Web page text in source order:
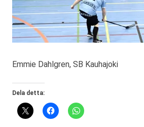
Emmie Dahlgren, SB Kauhajoki
Dela detta: